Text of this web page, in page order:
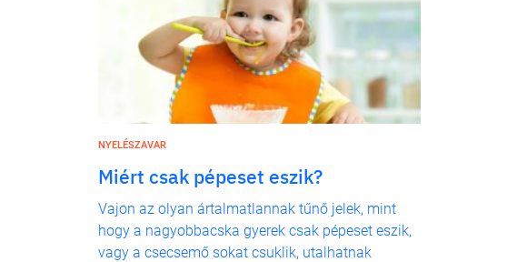
NYELÉSZAVAR
Miért csak pépeset eszik?
Vajon az olyan ártalmatlannak tűnő jelek, mint
hogy a nagyobbacska gyerek csak pépeset eszik,
vagy a csecsemő sokat csuklik, utalhatnak